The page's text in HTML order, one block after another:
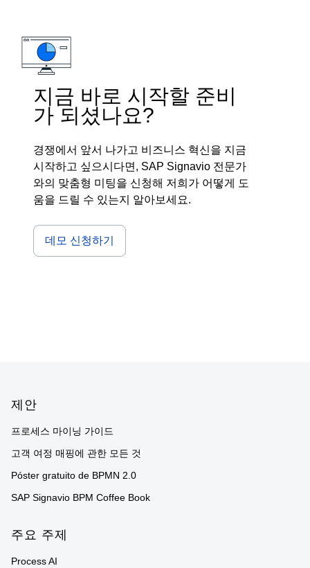
지금 바로 시작할 준비
가 되셨나요?
경쟁에서 앞서 나가고 비즈니스 혁신을 지금
시작하고 싶으시다면, SAP Signavio 전문가
와의 맞춤형 미팅을 신청해 저희가 어떻게 도
움을 드릴 수 있는지 알아보세요.
데모 신청하기
제안
프로세스 마이닝 가이드
고객 여정 매핑에 관한 모든 것
Póster gratuito de BPMN 2.0
SAP Signavio BPM Coffee Book
주요 주제
Process AI